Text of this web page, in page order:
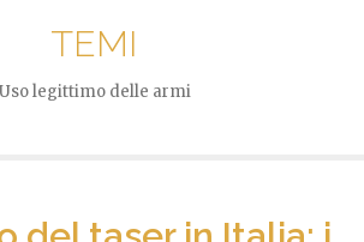
TEMI
Uso legittimo delle armi